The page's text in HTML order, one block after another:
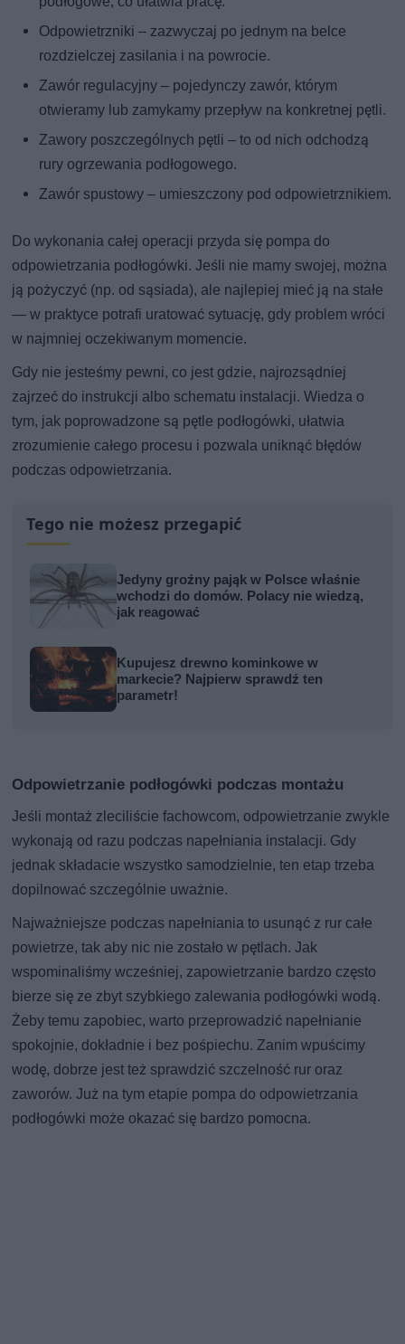
Odpowietrzniki – zazwyczaj po jednym na belce
rozdzielczej zasilania i na powrocie.
Zawór regulacyjny – pojedynczy zawór, którym
otwieramy lub zamykamy przepływ na konkretnej pętli.
Zawory poszczególnych pętli – to od nich odchodzą
rury ogrzewania podłogowego.
Zawór spustowy – umieszczony pod odpowietrznikiem.
Do wykonania całej operacji przyda się pompa do
odpowietrzania podłogówki. Jeśli nie mamy swojej, można
ją pożyczyć (np. od sąsiada), ale najlepiej mieć ją na stałe
— w praktyce potrafi uratować sytuację, gdy problem wróci
w najmniej oczekiwanym momencie.
Gdy nie jesteśmy pewni, co jest gdzie, najrozsądniej
zajrzeć do instrukcji albo schematu instalacji. Wiedza o
tym, jak poprowadzone są pętle podłogówki, ułatwia
zrozumienie całego procesu i pozwala uniknąć błędów
podczas odpowietrzania.
Tego nie możesz przegapić
Jedyny groźny pająk w Polsce właśnie
wchodzi do domów. Polacy nie wiedzą,
jak reagować
Kupujesz drewno kominkowe w
markecie? Najpierw sprawdź ten
parametr!
Odpowietrzanie podłogówki podczas montażu
Jeśli montaż zleciliście fachowcom, odpowietrzanie zwykle
wykonają od razu podczas napełniania instalacji. Gdy
jednak składacie wszystko samodzielnie, ten etap trzeba
dopilnować szczególnie uważnie.
Najważniejsze podczas napełniania to usunąć z rur całe
powietrze, tak aby nic nie zostało w pętlach. Jak
wspominaliśmy wcześniej, zapowietrzanie bardzo często
bierze się ze zbyt szybkiego zalewania podłogówki wodą.
Żeby temu zapobiec, warto przeprowadzić napełnianie
spokojnie, dokładnie i bez pośpiechu. Zanim wpuścimy
wodę, dobrze jest też sprawdzić szczelność rur oraz
zaworów. Już na tym etapie pompa do odpowietrzania
podłogówki może okazać się bardzo pomocna.